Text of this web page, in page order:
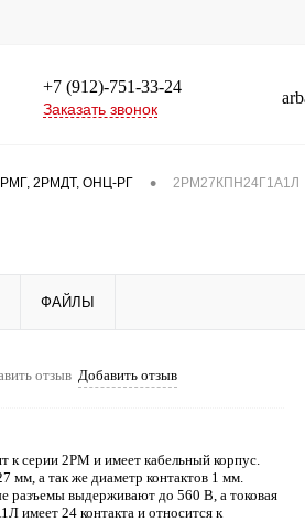
+7 (912)-751-33-24
Заказать звонок
2РМДТ, ОНЦ-РГ • 2РМ27КПН24Г1А1Л
ФАЙЛЫ
Добавить отзыв
серии 2РМ и имеет кабельный корпус.
мм, а так же диаметр контактов 1 мм.
разъемы выдерживают до 560 В, а токовая
имеет 24 контакта и относится к